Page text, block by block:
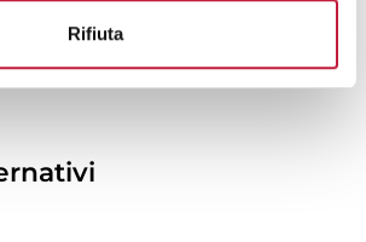
Rifiuta